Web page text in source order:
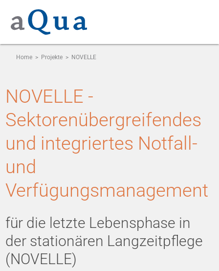
Home > Projekte > NOVELLE
NOVELLE -
Sektorenübergreifendes
und integriertes Notfall-
und
Verfügungsmanagement
für die letzte Lebensphase in
der stationären Langzeitpflege
(NOVELLE)